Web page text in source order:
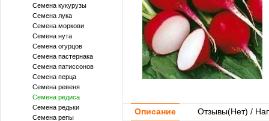
Семена кукурузы
Семена лука
Семена моркови
Семена нута
Семена огурцов
Семена пастернака
Семена патиссонов
Семена перца
Семена ревеня
Семена редиса
Семена редьки
Семена репы
Описание Отзывы(Нет) /